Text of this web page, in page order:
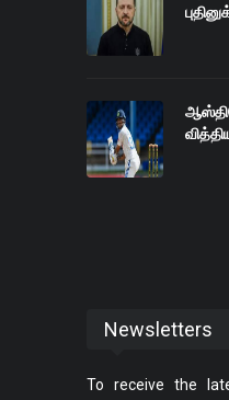
Newsletters
To receive the